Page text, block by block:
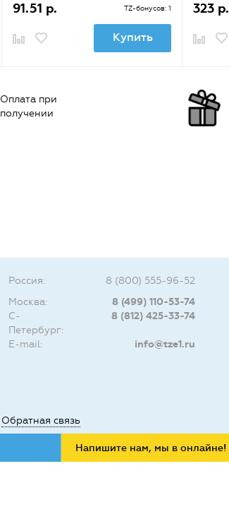
91.51 р. TZ-бонусов: 1
Купить
323 р.
Оплата при
получении
Россия:
8 (800) 555-96-52
Москва:
8 (499) 110-53-74
С-
Петербург:
8 (812) 425-33-74
E-mail: info@tze1.ru
Обратная связь
Напишите нам, мы в онлайне!